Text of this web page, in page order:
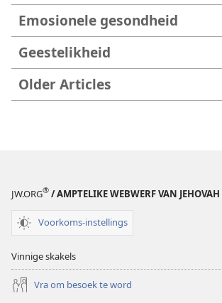
Emosionele gesondheid
Geestelikheid
Older Articles
JW.ORG® / AMPTELIKE WEBWERF VAN JEHOVAH
Voorkoms-instellings
Vinnige skakels
Vra om besoek te word